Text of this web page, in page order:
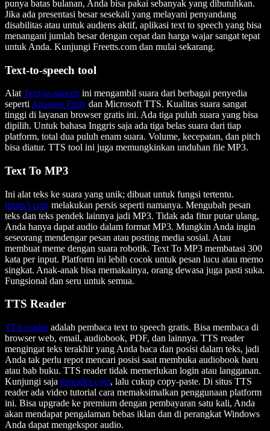
punya batas bulanan, Anda bisa pakai sebanyak yang dibutuhkan.
Jika ada presentasi besar sesekali yang melayani penyandang
disabilitas atau untuk audiens aktif, aplikasi text to speech yang bisa
menangani jumlah besar dengan cepat dan harga wajar sangat tepat
untuk Anda. Kunjungi Freetts.com dan mulai sekarang.
Text-to-speech tool
Alat Text-to-speech ini mengambil suara dari berbagai penyedia
seperti Amazon Polly dan Microsoft TTS. Kualitas suara sangat
tinggi di layanan browser gratis ini. Ada tiga puluh suara yang bisa
dipilih. Untuk bahasa Inggris saja ada tiga belas suara dari tiap
platform, total dua puluh enam suara. Volume, kecepatan, dan pitch
bisa diatur. TTS tool ini juga memungkinkan unduhan file MP3.
Text To MP3
Ini alat teks ke suara yang unik; dibuat untuk fungsi tertentu.
ttsmp3.com melakukan persis seperti namanya. Mengubah pesan
teks dan teks pendek lainnya jadi MP3. Tidak ada fitur putar ulang,
Anda hanya dapat audio dalam format MP3. Mungkin Anda ingin
seseorang mendengar pesan atau posting media sosial. Atau
membuat meme dengan suara robotik. Text To MP3 membatasi 300
kata per input. Platform ini lebih cocok untuk pesan lucu atau memo
singkat. Anak-anak bisa memakainya, orang dewasa juga pasti suka.
Fungsional dan seru untuk semua.
TTS Reader
TTS readeradalah pembaca text to speech gratis. Bisa membaca di
browser web, email, audiobook, PDF, dan lainnya. TTS reader
mengingat teks terakhir yang Anda baca dan posisi dalam teks, jadi
Anda tak perlu repot mencari posisi saat membuka audiobook baru
atau bab buku. TTS reader tidak memerlukan login atau langganan.
Kunjungi saja ttsreader.com, lalu cukup copy-paste. Di situs TTS
reader ada video tutorial cara memaksimalkan penggunaan platform
ini. Bisa upgrade ke premium dengan pembayaran satu kali, Anda
akan mendapat pengalaman bebas iklan dan di perangkat Windows
Anda dapat mengekspor audio.